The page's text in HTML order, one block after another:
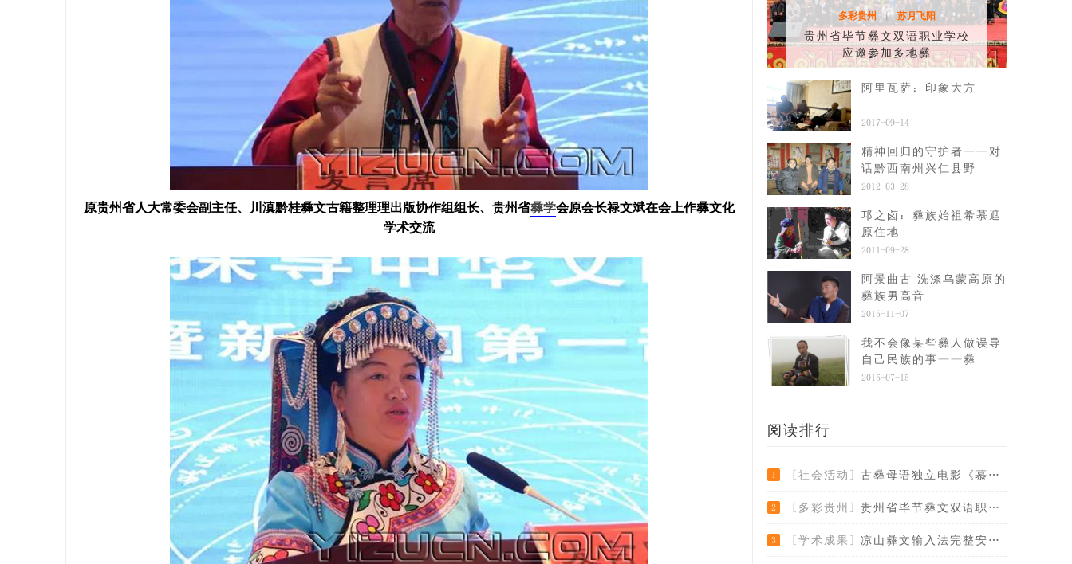
原贵州省人大常委会副主任、川滇黔桂彝文古籍整理理出版协作组组长、贵州省彝学会原会长禄文斌在会上作彝文化
学术交流
多彩贵州 |
苏月飞阳
贵州省毕节彝文双语职业学校
应邀参加多地彝
阿里瓦萨：印象大方
2017-09-14
精神回归的守护者——对
话黔西南州兴仁县野
2012-03-28
邛之卤：彝族始祖希慕遮
原住地
2011-09-28
阿景曲古 洗涤乌蒙高原的
彝族男高音
2015-11-07
我不会像某些彝人做误导
自己民族的事——彝
2015-07-15
阅读排行
1 [社会活动] 古彝母语独立电影《慕俄格往事》演员征集令
2 [多彩贵州] 贵州省毕节彝文双语职业学校应邀参加多地彝
3 [学术成果] 凉山彝文输入法完整安装版